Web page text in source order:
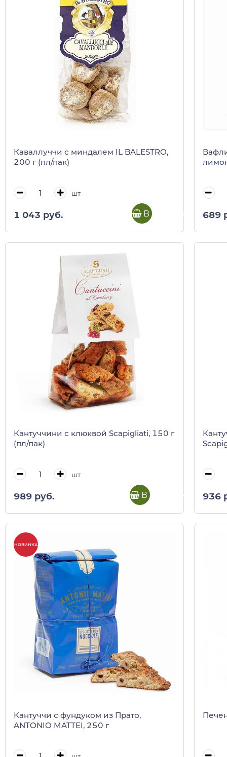
Каваллуччи с миндалем IL BALESTRO,
200 г (пл/пак)
шт
1 043 руб. В корзину 689
Кантуччини с клюквой Scapigliati, 150 г
(пл/пак)
шт
989 руб. В корзину 936
НОВИНКА
Кантуччи с фундуком из Прато,
ANTONIO MATTEI, 250 г